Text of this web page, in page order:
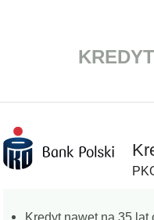
Kredyt nawet na 35